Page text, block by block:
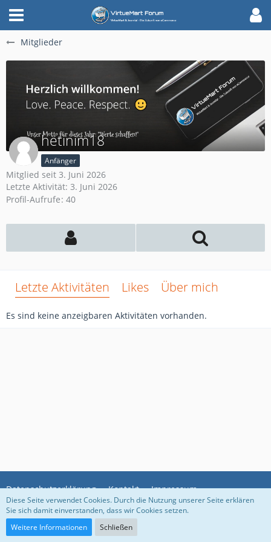
Mitglieder
hetinim18
Anfänger
Mitglied seit 3. Juni 2026
Letzte Aktivität: 3. Juni 2026
Profil-Aufrufe 40
Letzte Aktivitäten Likes Über mich
Es sind keine anzeigbaren Aktivitäten vorhanden.
Datenschutzerklärung Kontakt Impressum
Community-Software:
Diese Seite verwendet Cookies. Durch die Nutzung unserer Seite erklären
Sie sich damit einverstanden, dass wir Cookies setzen.
Weitere Informationen
Schließen